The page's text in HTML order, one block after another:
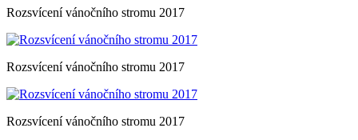
Rozsvícení vánočního stromu 2017
Rozsvícení vánočního stromu 2017
Rozsvícení vánočního stromu 2017